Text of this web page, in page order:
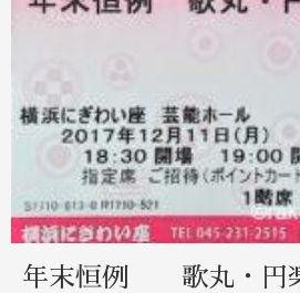
年末恒例 歌丸・円